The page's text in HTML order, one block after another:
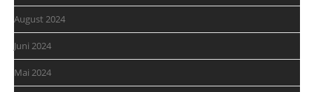
August 2024
Juni 2024
Mai 2024